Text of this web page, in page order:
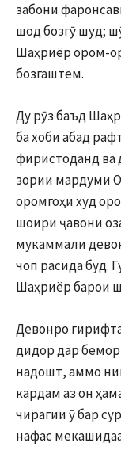
забони
шод бозгӯ шуд;
Шаҳриёр ором-
бозгаштем.
Ду рӯз баъд
ба хоби абад
фиристоданд ва
зории мардуми
оромгоҳи худ
шоири ҷавони
мукаммали
чоп расида буд.
Шаҳриёр барои
Девонро
дидор дар
надошт, аммо
кардам аз он
чирагии ӯ бар
нафас